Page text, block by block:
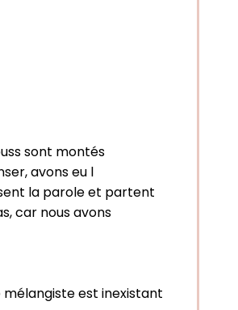
sont montés
avons eu l
la parole et partent
car nous avons
mélangiste est inexistant